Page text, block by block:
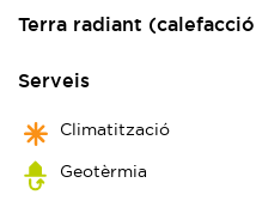
Terra radiant
Serveis
Climatització
Geotèrmia